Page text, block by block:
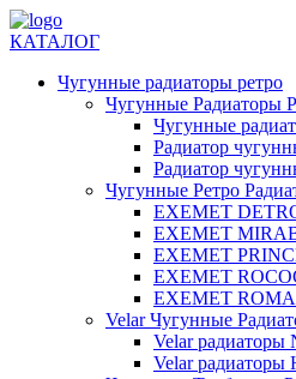
КАТАЛОГ
Чугунные радиаторы ретро
Чугунные Радиаторы
Чугунные
Радиатор
Радиатор
Чугунные Ретро
EXEMET
EXEMET
EXEMET
EXEMET
EXEMET
Velar Чугунные
Velar радиаторы
Velar радиаторы